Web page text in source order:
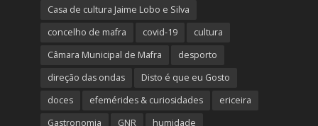
Casa de cultura Jaime Lobo e Silva
concelho de mafra
covid-19
cultura
Câmara Municipal de Mafra
desporto
direção das ondas
Disto é que eu Gosto
doces
efemérides & curiosidades
ericeira
Gastronomia
GNR humidade